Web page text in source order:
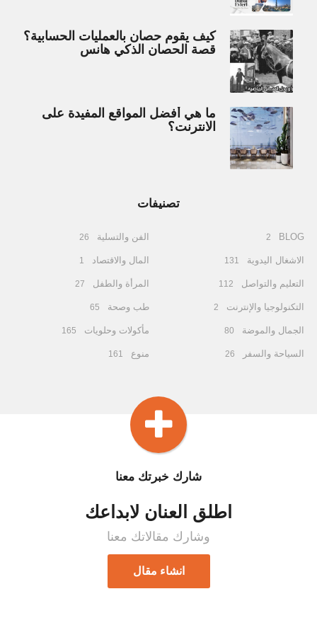
كيف يقوم حصان بالعمليات الحسابية؟
قصة الحصان الذكي هانس
ما هي أفضل المواقع المفيدة على
الانترنت؟
تصنيفات
BLOG
2
الاشغال اليدوية 131
التعليم والتواصل 112
التكنولوجيا والإنترنت 2
الجمال والموضة 80
السياحة والسفر 26
الفن والتسلية 26
المال والاقتصاد 1
المرأة والطفل 27
طب وصحة 65
مأكولات وحلويات 165
منوع 161
شارك خبرتك معنا
اطلق العنان لابداعك
وشارك مقالاتك معنا
انشاء مقال